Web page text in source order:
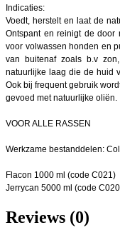
Indicaties:
Voedt, herstelt en laat de
Ontspant en reinigt de door
voor volwassen honden en
van buitenaf zoals b.v
natuurlijke laag die de huid
Ook bij frequent gebruik
gevoed met natuurlijke oliën.
VOOR ALLE RASSEN
Werkzame bestanddelen:
Flacon 1000 ml (code C021)
Jerrycan 5000 ml (code
Reviews (0)